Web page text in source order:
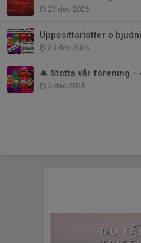
23 dec 2025
Uppesittarlotter o
20 dec 2025
3 dec 2025